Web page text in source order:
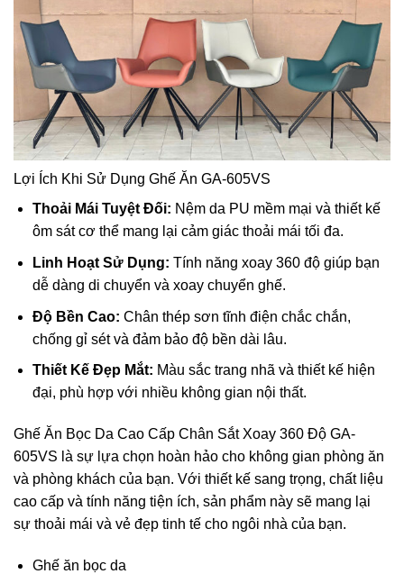
Lợi Ích Khi Sử Dụng Ghế Ăn GA-605VS
Thoải Mái Tuyệt Đối: Nệm da PU mềm mại và thiết kế
ôm sát cơ thể mang lại cảm giác thoải mái tối đa.
Linh Hoạt Sử Dụng: Tính năng xoay 360 độ giúp bạn
dễ dàng di chuyển và xoay chuyển ghế.
Độ Bền Cao: Chân thép sơn tĩnh điện chắc chắn,
chống gỉ sét và đảm bảo độ bền dài lâu.
Thiết Kế Đẹp Mắt: Màu sắc trang nhã và thiết kế hiện
đại, phù hợp với nhiều không gian nội thất.
Ghế Ăn Bọc Da Cao Cấp Chân Sắt Xoay 360 Độ GA-
605VS là sự lựa chọn hoàn hảo cho không gian phòng ăn
và phòng khách của bạn. Với thiết kế sang trọng, chất liệu
cao cấp và tính năng tiện ích, sản phẩm này sẽ mang lại
sự thoải mái và vẻ đẹp tinh tế cho ngôi nhà của bạn.
Ghế ăn bọc da